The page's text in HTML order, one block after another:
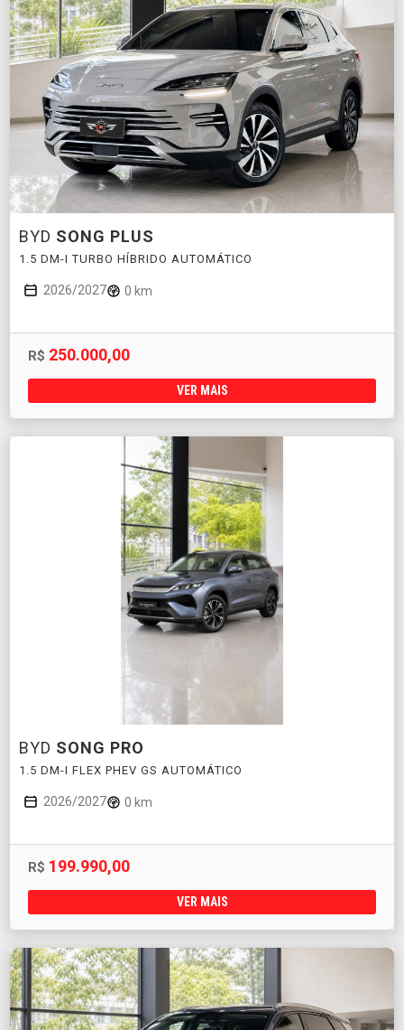
BYD SONG PLUS
1.5 DM-I TURBO HÍBRIDO AUTOMÁTICO
2026/2027 0 km
R$ 250.000,00
VER MAIS
BYD SONG PRO
1.5 DM-I FLEX PHEV GS AUTOMÁTICO
2026/2027 0 km
R$ 199.990,00
VER MAIS